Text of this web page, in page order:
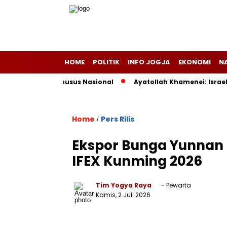
HOME POLITIK INFO JOGJA EKONOMI
Haji Khusus Nasional Ayatollah Khamenei: Israel
Home / Pers Rilis
Ekspor Bunga
IFEX Kunming 2026
Tim Yogya Raya
- Pewarta
Kamis, 2 Juli 2026